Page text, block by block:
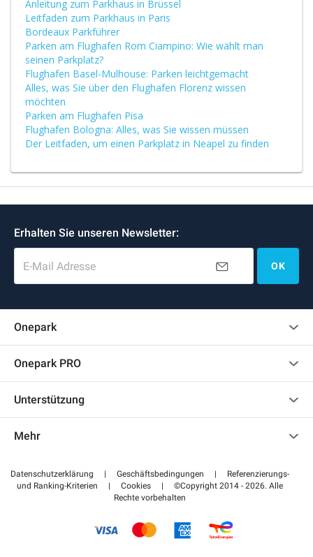
Anleitung zum Parkhaus in Brüssel
Leitfaden zum Parkhaus in Paris
Bordeaux Parkführer
Parken am Flughafen Rom Ciampino: Wie wählt man
seinen Parkplatz?
Flughafen Basel-Mulhouse: Parken leichtgemacht
Alles, was Sie über den Flughafen Florenz wissen
möchten
Parken am Flughafen Pisa
Flughafen Bologna: Alles, was Sie wissen müssen
Der Leitfaden, um einen Parkplatz in Neapel zu finden
Erhalten Sie unseren Newsletter:
E-Mail Adresse OK
Onepark
Impressum
Onepark PRO
Werden Sie unser Partner
Auf meinen Partnerbereich zugreifen
Unterstützung
Bezahlen Sie Ihren Parkplatz FLOW
Mehr
Datenschutzerklärung | Geschäftsbedingungen |
Referenzierungs-
und Ranking-Kriterien
| Cookies |
©Copyright 2014 - 2026. Alle
Rechte vorbehalten